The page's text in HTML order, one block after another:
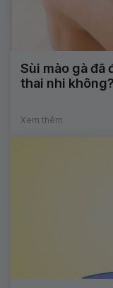
Sùi mào gà đã
thai nhi không?
Xem thêm